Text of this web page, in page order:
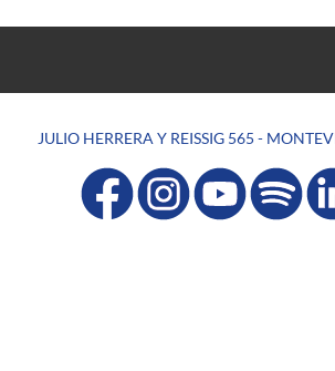
JULIO HERRERA Y REISSIG 565 -